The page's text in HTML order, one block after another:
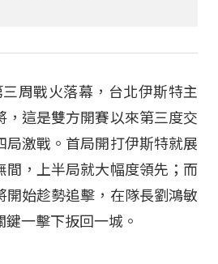
周戰火落幕，台北伊斯特主
，這是雙方開賽以來第三度交
局激戰。首局開打伊斯特就展
間，上半局就大幅度領先；而
開始趁勢追擊，在隊長劉鴻敏
一擊下扳回一城。